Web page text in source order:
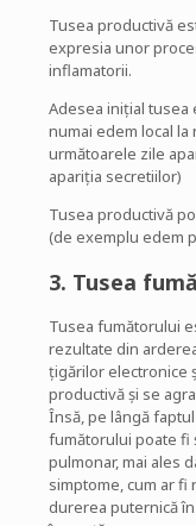
Tusea productivă
expresia unor
inflamatorii.
Adesea inițial tusea
numai edem local la
următoarele zile
apariția secretiilor)
Tusea productivă
(de exemplu edem
3. Tusea
Tusea fumătorului
rezultate din
țigărilor electronice
productivă și se
Însă, pe lângă
fumătorului poate fi
pulmonar, mai ales
simptome, cum ar fi
durerea puternică